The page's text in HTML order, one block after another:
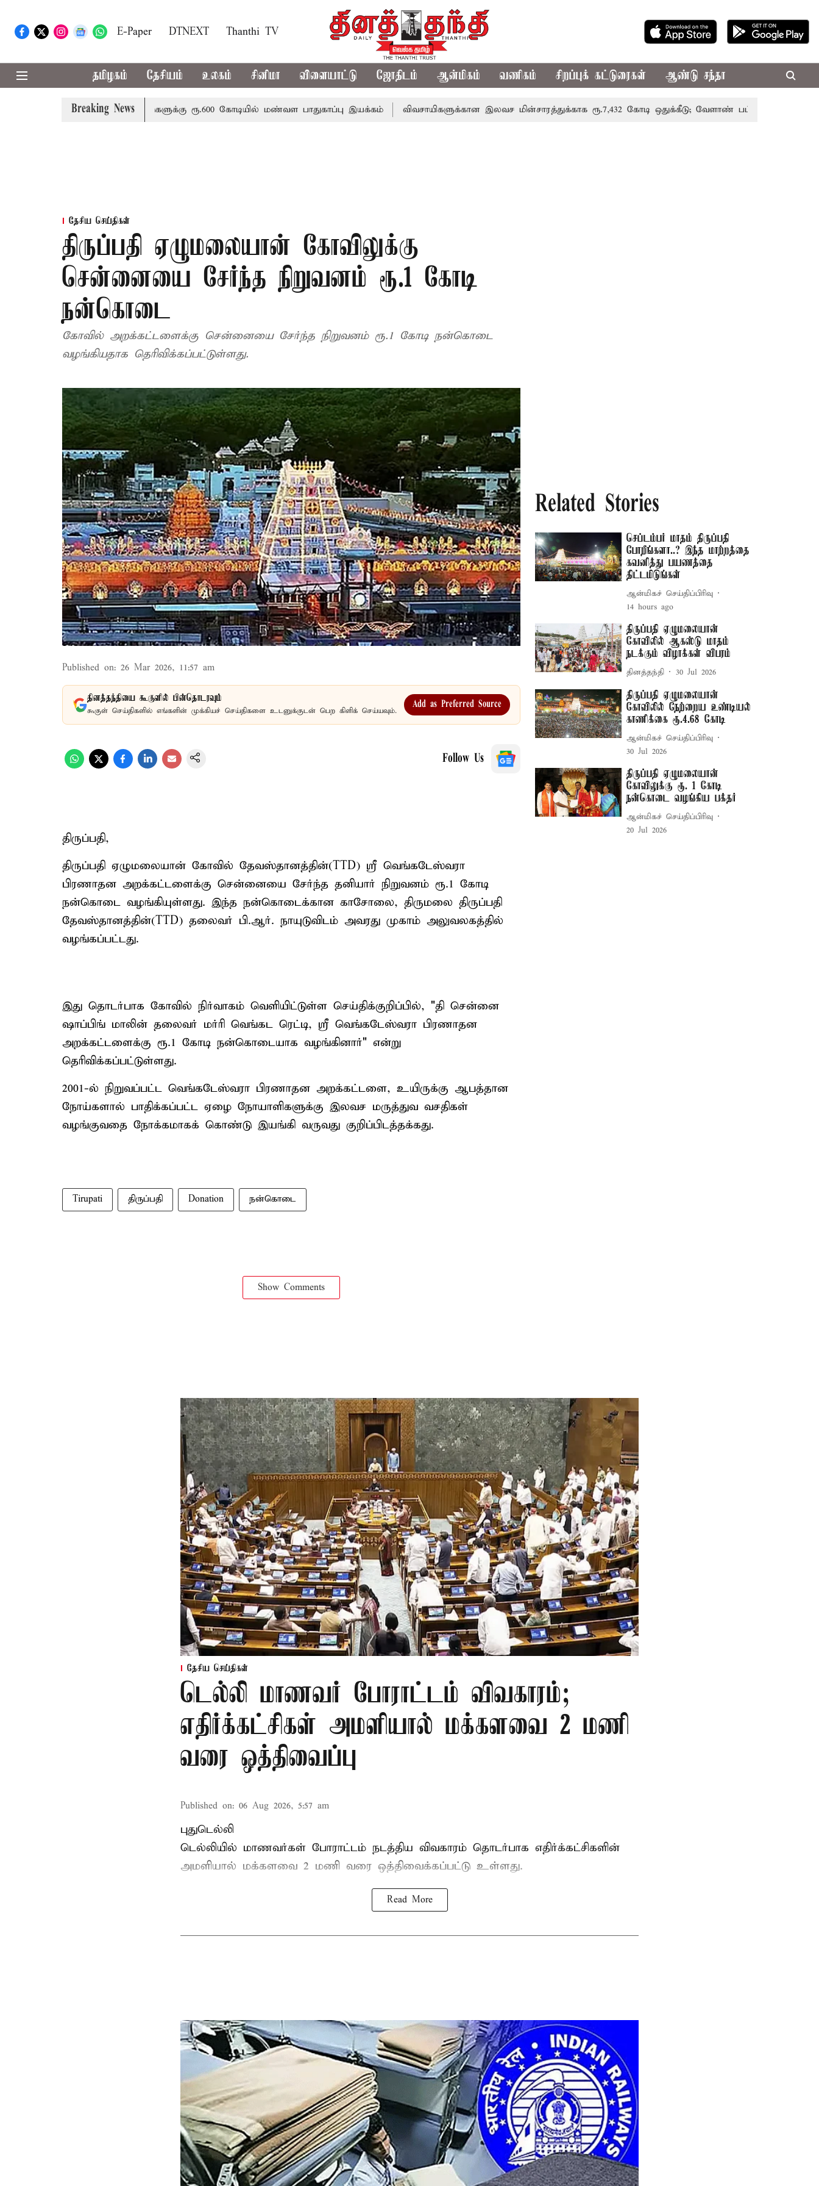
E-Paper DTNEXT Thanthi TV
தமிழகம் தேசியம் உலகம் சினிமா விளையாட்டு ஜோதிடம் ஆன்மிகம் வணிகம் சிறப்புக் கட்டுரைகள் ஆண்டு சந்தா
Breaking News
5 ஆண்டுகளுக்கு ரூ.600 கோடியில் மண்வள பாதுகாப்பு இயக்கம் விவசாயிகளுக்கான இலவச மின்சாரத்துக்காக ரூ.7,432 கோடி ஒதுக்கீடு; வேளாண் பட்ஜெட்டில் அறிவிப்பு
தேசிய செய்திகள்
திருப்பதி ஏழுமலையான் கோவிலுக்கு
சென்னையை சேர்ந்த நிறுவனம் ரூ.1 கோடி
நன்கொடை
கோவில் அறக்கட்டளைக்கு சென்னையை சேர்ந்த நிறுவனம் ரூ.1 கோடி நன்கொடை
வழங்கியதாக தெரிவிக்கப்பட்டுள்ளது.
Published on: 26 Mar 2026, 11:57 am
தினத்தந்தியை கூகுளில் பின்தொடரவும்
கூகுள் செய்திகளில் எங்களின் முக்கியச் செய்திகளை உடனுக்குடன் பெற கிளிக் செய்யவும்.
Add as Preferred Source
Follow Us
திருப்பதி,
திருப்பதி ஏழுமலையான் கோவில் தேவஸ்தானத்தின்(TTD) ஸ்ரீ வெங்கடேஸ்வரா
பிரணாதன அறக்கட்டளைக்கு சென்னையை சேர்ந்த தனியார் நிறுவனம் ரூ.1 கோடி
நன்கொடை வழங்கியுள்ளது. இந்த நன்கொடைக்கான காசோலை, திருமலை திருப்பதி
தேவஸ்தானத்தின்(TTD) தலைவர் பி.ஆர். நாயுடுவிடம் அவரது முகாம் அலுவலகத்தில்
வழங்கப்பட்டது.
இது தொடர்பாக கோவில் நிர்வாகம் வெளியிட்டுள்ள செய்திக்குறிப்பில், "தி சென்னை
ஷாப்பிங் மாலின் தலைவர் மர்ரி வெங்கட ரெட்டி, ஸ்ரீ வெங்கடேஸ்வரா பிரணாதன
அறக்கட்டளைக்கு ரூ.1 கோடி நன்கொடையாக வழங்கினார்" என்று
தெரிவிக்கப்பட்டுள்ளது.
2001-ல் நிறுவப்பட்ட வெங்கடேஸ்வரா பிரணாதன அறக்கட்டளை, உயிருக்கு ஆபத்தான
நோய்களால் பாதிக்கப்பட்ட ஏழை நோயாளிகளுக்கு இலவச மருத்துவ வசதிகள்
வழங்குவதை நோக்கமாகக் கொண்டு இயங்கி வருவது குறிப்பிடத்தக்கது.
Tirupati திருப்பதி Donation நன்கொடை
Show Comments
Related Stories
செப்டம்பர் மாதம் திருப்பதி
போறீங்களா..? இந்த மாற்றத்தை
கவனித்து பயணத்தை
திட்டமிடுங்கள்
ஆன்மிகச் செய்திப்பிரிவு
14 hours ago
திருப்பதி ஏழுமலையான்
கோவிலில் ஆகஸ்டு மாதம்
நடக்கும் விழாக்கள் விபரம்
தினத்தந்தி 30 Jul 2026
திருப்பதி ஏழுமலையான்
கோவிலில் நேற்றைய உண்டியல்
காணிக்கை ரூ.4.68 கோடி
ஆன்மிகச் செய்திப்பிரிவு
30 Jul 2026
திருப்பதி ஏழுமலையான்
கோவிலுக்கு ரூ. 1 கோடி
நன்கொடை வழங்கிய பக்தர்
ஆன்மிகச் செய்திப்பிரிவு
20 Jul 2026
தேசிய செய்திகள்
டெல்லி மாணவர் போராட்டம் விவகாரம்;
எதிர்க்கட்சிகள் அமளியால் மக்களவை 2 மணி
வரை ஒத்திவைப்பு
Published on: 06 Aug 2026, 5:57 am
புதுடெல்லி
டெல்லியில் மாணவர்கள் போராட்டம் நடத்திய விவகாரம் தொடர்பாக எதிர்க்கட்சிகளின்
அமளியால் மக்களவை 2 மணி வரை ஒத்திவைக்கப்பட்டு உள்ளது.
Read More